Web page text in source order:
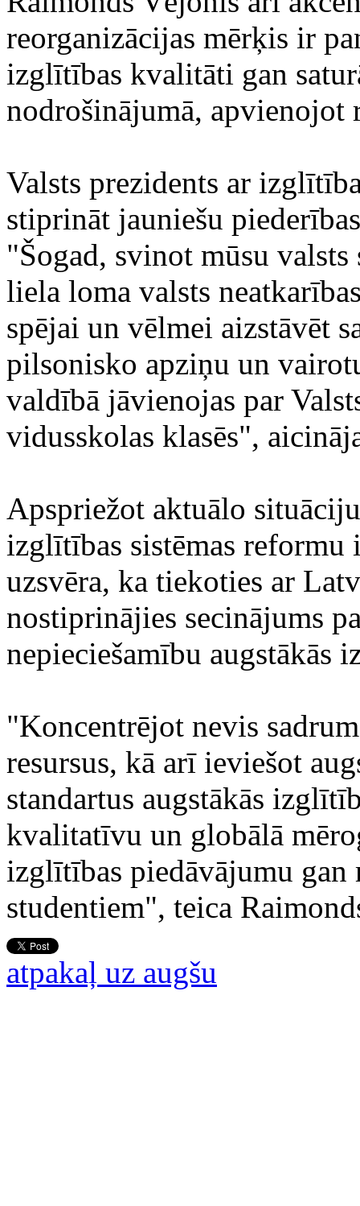
reorganizācijas mērķis ir
izglītības kvalitāti gan
nodrošinājumā, apvienojot
Valsts prezidents ar
stiprināt jauniešu
"Šogad, svinot mūsu
liela loma valsts
spējai un vēlmei aizstāvēt
pilsonisko apziņu un
valdībā jāvienojas par
vidusskolas klasēs",
Apspriežot aktuālo
izglītības sistēmas reformu
uzsvēra, ka tiekoties ar
nostiprinājies secinājums
nepieciešamību augstākās
"Koncentrējot nevis
resursus, kā arī ieviešot
standartus augstākās
kvalitatīvu un globālā
izglītības piedāvājumu gan
studentiem", teica
atpakaļ uz augšu